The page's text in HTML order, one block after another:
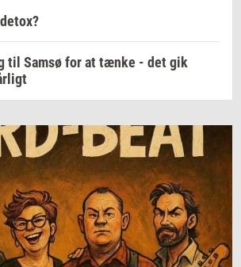
til Samsø for at tænke - det gik